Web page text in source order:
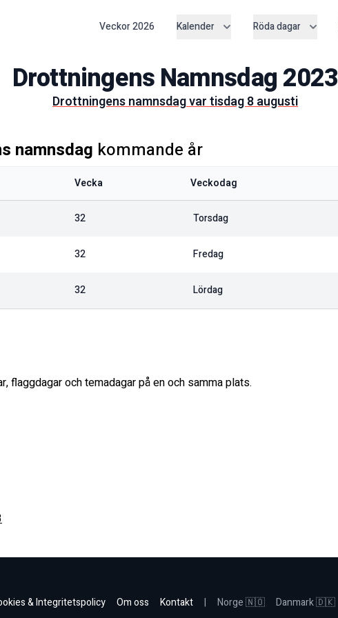
Veckor2026 Kalender Röda dagar
Drottningens Namnsdag2023
drottningens namnsdagvartisdag 8 augusti
namnsdag kommande år
Vecka Veckodag
32 Torsdag
32 Fredag
32 Lördag
flaggdagar och temadagar på en och samma plats.
& Integritetspolicy Om oss Kontakt | Norge 🇳🇴 Danmark 🇩🇰